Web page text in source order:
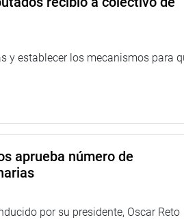
y establecer los mecanismos para
aprueba número de
por su presidente, Oscar Reto